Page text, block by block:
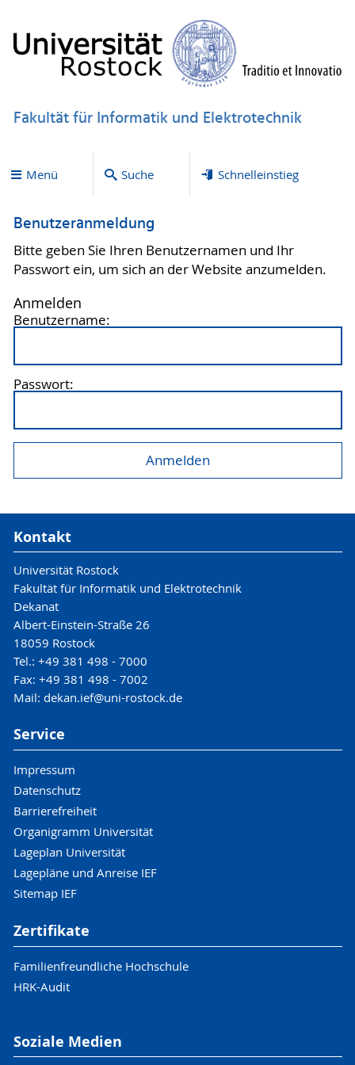
Fakultät für Informatik und Elektrotechnik
Menü Suche Schnelleinstieg
Benutzeranmeldung
Bitte geben Sie Ihren Benutzernamen und Ihr
Passwort ein, um sich an der Website anzumelden.
Anmelden
Benutzername:
Passwort:
Kontakt
Universität Rostock
Fakultät für Informatik und Elektrotechnik
Dekanat
Albert-Einstein-Straße 26
18059 Rostock
Tel.: +49 381 498 - 7000
Fax: +49 381 498 - 7002
Mail: dekan.ief@uni-rostock.de
Service
Impressum
Datenschutz
Barrierefreiheit
Organigramm Universität
Lageplan Universität
Lagepläne und Anreise IEF
Sitemap IEF
Zertifikate
Familienfreundliche Hochschule
HRK-Audit
Soziale Medien